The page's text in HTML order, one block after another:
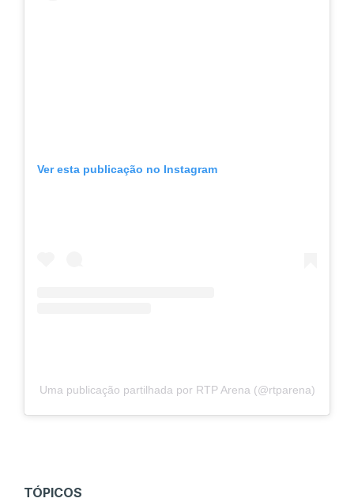
Ver esta publicação no Instagram
Uma publicação partilhada por RTP Arena (@rtparena)
TÓPICOS